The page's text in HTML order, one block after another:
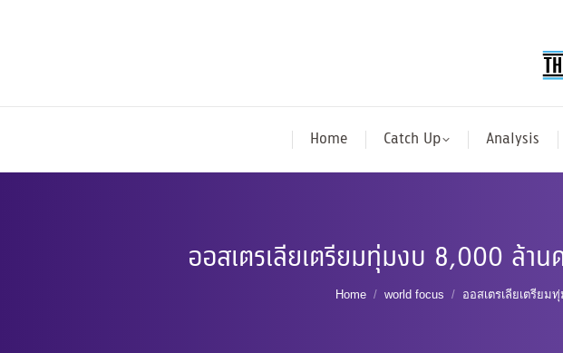
Home Catch Up Analysis
ออสเตรเลียเตรียมทุ่มงบ 8,000 ล้าน
You are here:
Home world focus ออสเตรเลียเตรียม